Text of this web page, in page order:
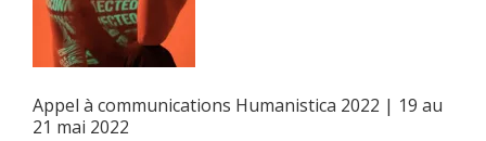
Appel à communications Humanistica 2022 | 19 au
21 mai 2022